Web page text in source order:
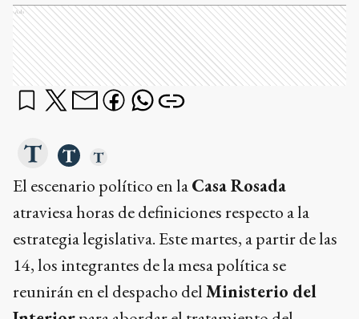
Ads
El escenario político en laCasa Rosada
atraviesa horas de definiciones respecto a la
estrategia legislativa. Este martes, a partir de las
14, los integrantes de la mesa política se
reunirán en el despacho delMinisterio del